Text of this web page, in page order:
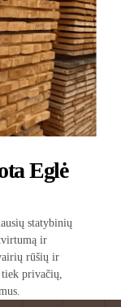
Eglė
statybinių
ir
rūšių ir
privačių,